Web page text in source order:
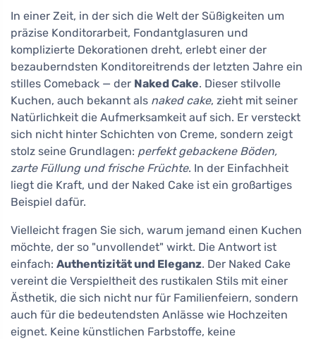
In einer Zeit, in der sich die Welt der Süßigkeiten um
präzise Konditorarbeit, Fondantglasuren und
komplizierte Dekorationen dreht, erlebt einer der
bezauberndsten Konditoreitrends der letzten Jahre ein
stilles Comeback — der Naked Cake. Dieser stilvolle
Kuchen, auch bekannt als naked cake, zieht mit seiner
Natürlichkeit die Aufmerksamkeit auf sich. Er versteckt
sich nicht hinter Schichten von Creme, sondern zeigt
stolz seine Grundlagen: perfekt gebackene Böden,
zarte Füllung und frische Früchte. In der Einfachheit
liegt die Kraft, und der Naked Cake ist ein großartiges
Beispiel dafür.
Vielleicht fragen Sie sich, warum jemand einen Kuchen
möchte, der so "unvollendet" wirkt. Die Antwort ist
einfach: Authentizität und Eleganz. Der Naked Cake
vereint die Verspieltheit des rustikalen Stils mit einer
Ästhetik, die sich nicht nur für Familienfeiern, sondern
auch für die bedeutendsten Anlässe wie Hochzeiten
eignet. Keine künstlichen Farbstoffe, keine